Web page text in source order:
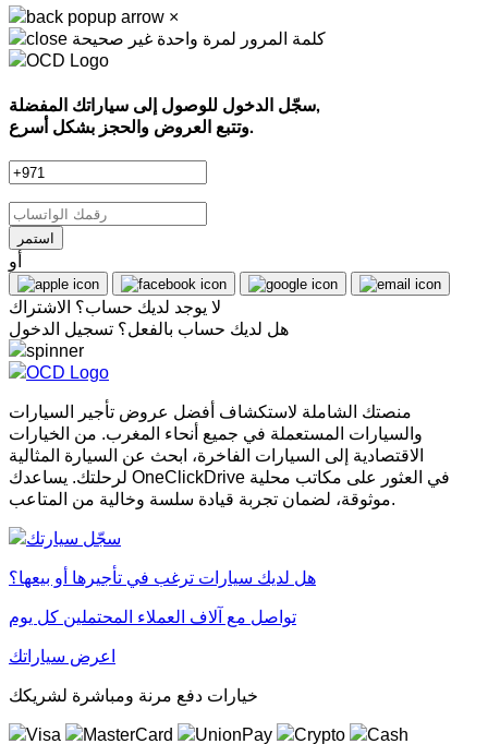
×
كلمة المرور لمرة واحدة غير صحيحة
سجّل الدخول للوصول إلى سياراتك المفضلة,
وتتبع العروض والحجز بشكل أسرع.
استمر
أو
لا يوجد لديك حساب؟ الاشتراك
هل لديك حساب بالفعل؟ تسجيل الدخول
منصتك الشاملة لاستكشاف أفضل عروض تأجير السيارات
والسيارات المستعملة في جميع أنحاء المغرب. من الخيارات
الاقتصادية إلى السيارات الفاخرة، ابحث عن السيارة المثالية
لرحلتك. يساعدك OneClickDrive في العثور على مكاتب محلية
موثوقة، لضمان تجربة قيادة سلسة وخالية من المتاعب.
هل لديك سيارات ترغب في تأجيرها أو بيعها؟
تواصل مع آلاف العملاء المحتملين كل يوم
اعرض سياراتك
خيارات دفع مرنة ومباشرة لشريكك